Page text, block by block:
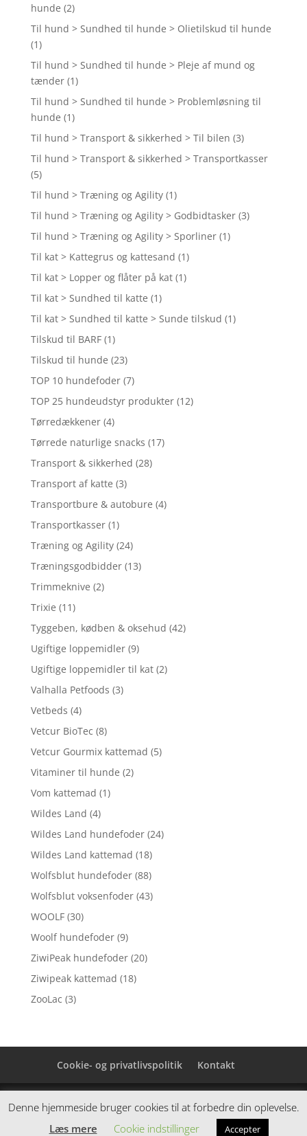
hunde (2)
Til hund > Sundhed til hunde > Olietilskud til hunde
(1)
Til hund > Sundhed til hunde > Pleje af mund og
tænder (1)
Til hund > Sundhed til hunde > Problemløsning til
hunde (1)
Til hund > Transport & sikkerhed > Til bilen (3)
Til hund > Transport & sikkerhed > Transportkasser
(5)
Til hund > Træning og Agility (1)
Til hund > Træning og Agility > Godbidtasker (3)
Til hund > Træning og Agility > Sporliner (1)
Til kat > Kattegrus og kattesand (1)
Til kat > Lopper og flåter på kat (1)
Til kat > Sundhed til katte (1)
Til kat > Sundhed til katte > Sunde tilskud (1)
Tilskud til BARF (1)
Tilskud til hunde (23)
TOP 10 hundefoder (7)
TOP 25 hundeudstyr produkter (12)
Tørredækkener (4)
Tørrede naturlige snacks (17)
Transport & sikkerhed (28)
Transport af katte (3)
Transportbure & autobure (4)
Transportkasser (1)
Træning og Agility (24)
Træningsgodbidder (13)
Trimmeknive (2)
Trixie (11)
Tyggeben, kødben & oksehud (42)
Ugiftige loppemidler (9)
Ugiftige loppemidler til kat (2)
Valhalla Petfoods (3)
Vetbeds (4)
Vetcur BioTec (8)
Vetcur Gourmix kattemad (5)
Vitaminer til hunde (2)
Vom kattemad (1)
Wildes Land (4)
Wildes Land hundefoder (24)
Wildes Land kattemad (18)
Wolfsblut hundefoder (88)
Wolfsblut voksenfoder (43)
WOOLF (30)
Woolf hundefoder (9)
ZiwiPeak hundefoder (20)
Ziwipeak kattemad (18)
ZooLac (3)
Cookie- og privatlivspolitik Kontakt
Denne hjemmeside samler et bredt udvalg af
spændende varer. Siden er et affiiliatesite, og nogle
links kan være affiliatelinks.
Denne hjemmeside bruger cookies til at forbedre din oplevelse.
Læs mere
Cookie indstillinger Accepter